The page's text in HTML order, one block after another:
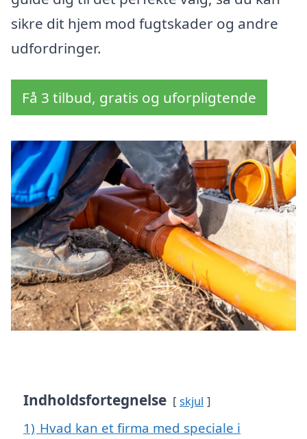
sikre dit hjem mod fugtskader og andre
udfordringer.
Få 3 tilbud, gratis og uforpligtende
Indholdsfortegnelse skjul
1) Hvad kan et firma med speciale i